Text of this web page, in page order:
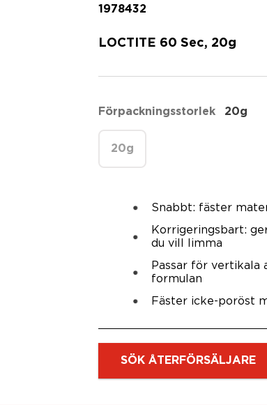
1978432
LOCTITE 60 Sec, 20g
Förpackningsstorlek 20g
20g
Snabbt: fäster
Korrigeringsbart:
du vill limma
Passar för vertikala
formulan
Fäster icke-poröst
SÖK ÅTERFÖRSÄLJARE